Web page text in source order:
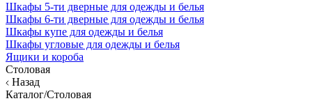
Шкафы 5-ти дверные для одежды и белья
Шкафы 6-ти дверные для одежды и белья
Шкафы купе для одежды и белья
Шкафы угловые для одежды и белья
Ящики и короба
Столовая
Назад
Каталог/Столовая